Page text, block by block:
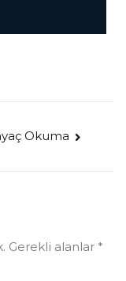
Okuma
Gerekli alanlar *